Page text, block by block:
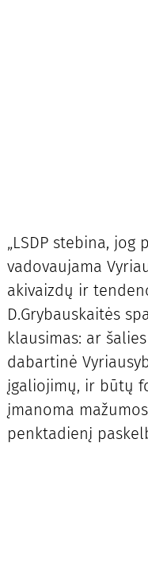
„LSDP stebina,
vadovaujama
akivaizdų ir
D.Grybauskaitės
klausimas: ar
dabartinė
įgaliojimų, ir būtų
įmanoma
penktadienį